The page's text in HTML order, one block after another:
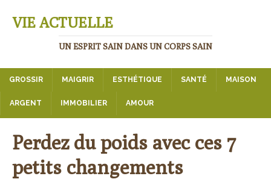
VIE ACTUELLE
UN ESPRIT SAIN DANS UN CORPS SAIN
GROSSIR MAIGRIR ESTHÉTIQUE SANTÉ MAISON
ARGENT IMMOBILIER AMOUR
Perdez du poids avec ces 7
petits changements